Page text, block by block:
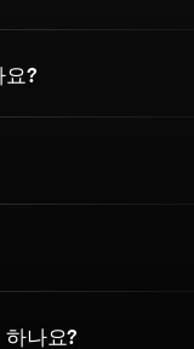
?
나요?